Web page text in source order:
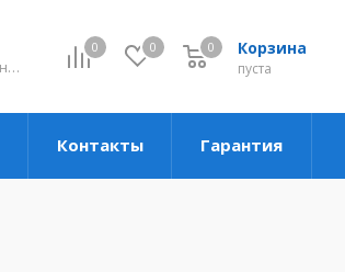
0 0 Корзина
пуста
0
Мой кабинет
Контакты Гарантия